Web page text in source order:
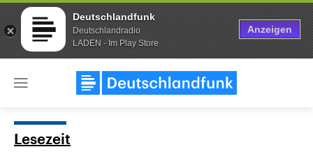
Deutschlandfunk
Deutschlandradio
LADEN - Im Play Store
Anzeigen
Close
Lesezeit